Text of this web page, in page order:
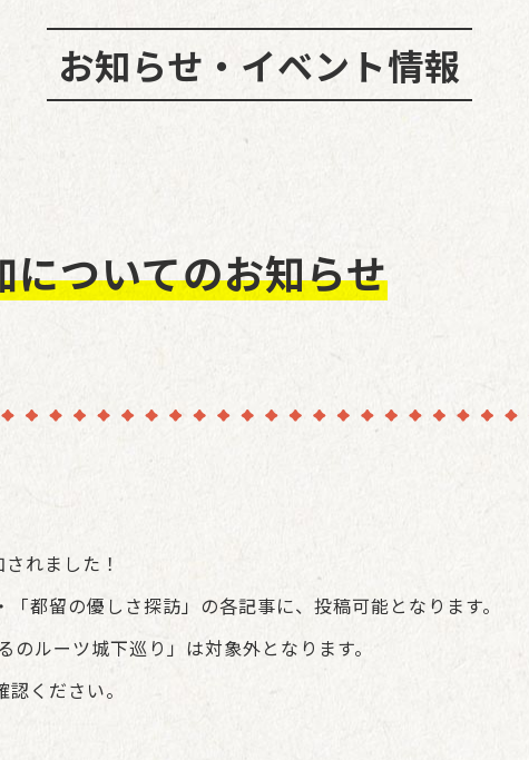
お知らせ・イベント情報
ついてのお知らせ
れました！
都留の優しさ探訪」の各記事に、投稿可能となります。
ルーツ城下巡り」は対象外となります。
ください。